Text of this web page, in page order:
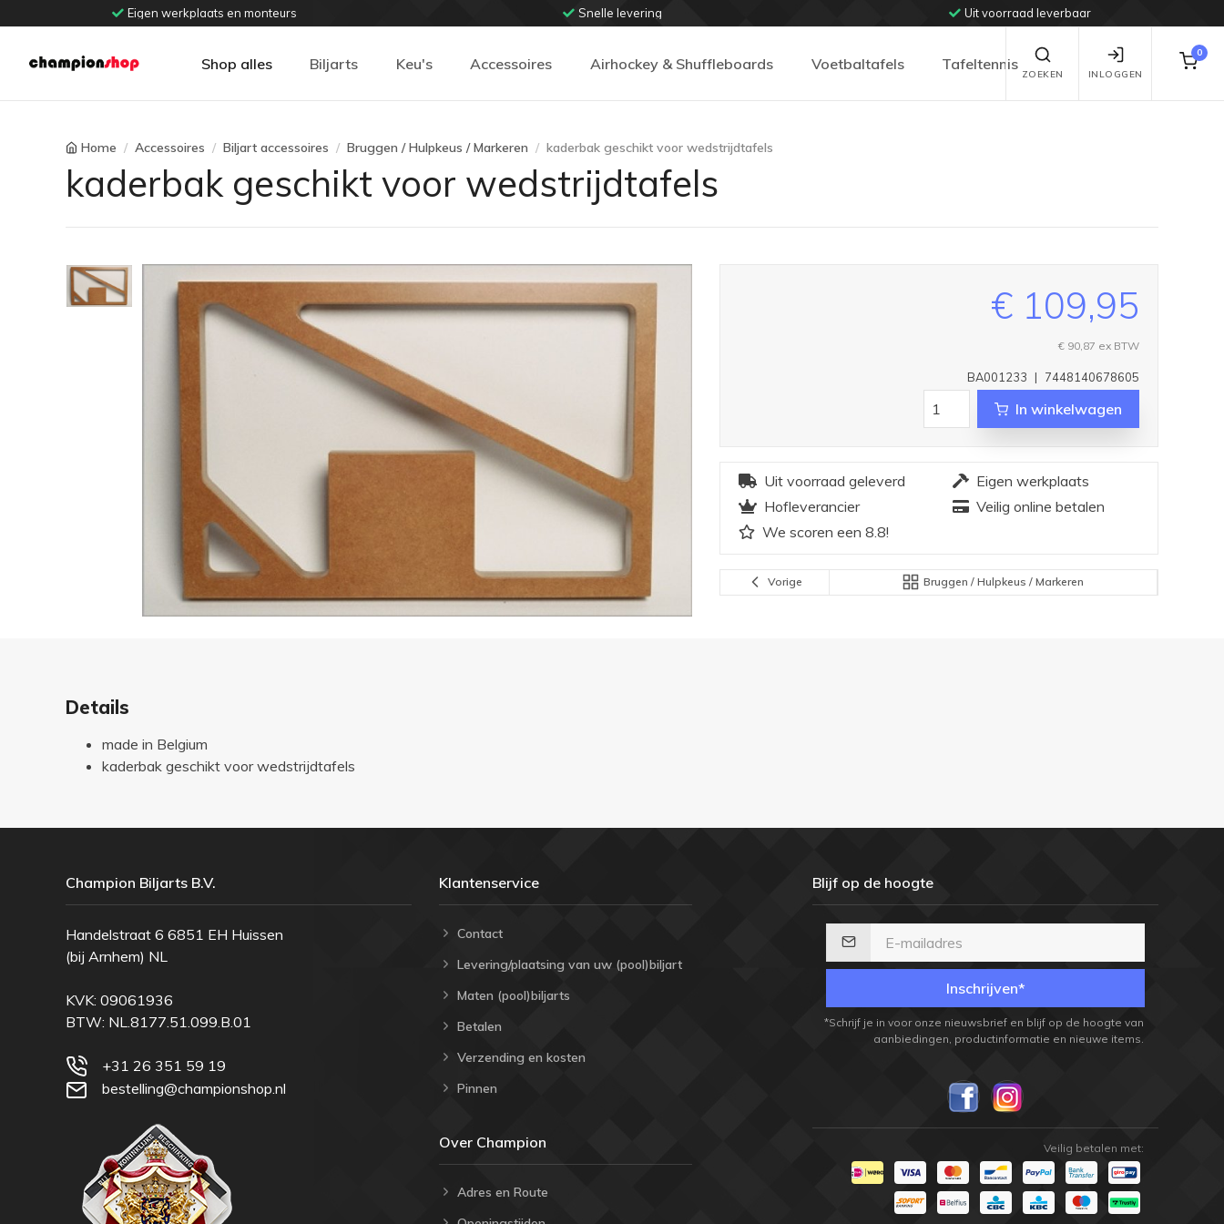
Eigen werkplaats en monteurs Snelle levering Uit voorraad leverbaar
Shop alles Biljarts Keu's Accessoires Airhockey & Shuffleboards Voetbaltafels Tafeltennis
ZOEKEN INLOGGEN
0
Home Accessoires Biljart accessoires Bruggen / Hulpkeus / Markeren kaderbak geschikt voor wedstrijdtafels
kaderbak geschikt voor wedstrijdtafels
€ 109,95
€ 90,87 ex BTW
7448140678605
|
BA001233
In winkelwagen
Uit voorraad geleverd
Eigen werkplaats
Hofleverancier
Veilig online betalen
We scoren een 8.8!
Vorige Bruggen / Hulpkeus / Markeren
Details
made in Belgium
kaderbak geschikt voor wedstrijdtafels
Champion Biljarts B.V.
Handelstraat 6 6851 EH Huissen
(bij Arnhem) NL
KVK: 09061936
BTW: NL.8177.51.099.B.01
+31 26 351 59 19
bestelling@championshop.nl
Klantenservice
Contact
Levering/plaatsing van uw (pool)biljart
Maten (pool)biljarts
Betalen
Verzending en kosten
Pinnen
Over Champion
Adres en Route
Blijf op de hoogte
Inschrijven*
*Schrijf je in voor onze nieuwsbrief en blijf op de hoogte van
aanbiedingen, productinformatie en nieuwe items.
Veilig betalen met: